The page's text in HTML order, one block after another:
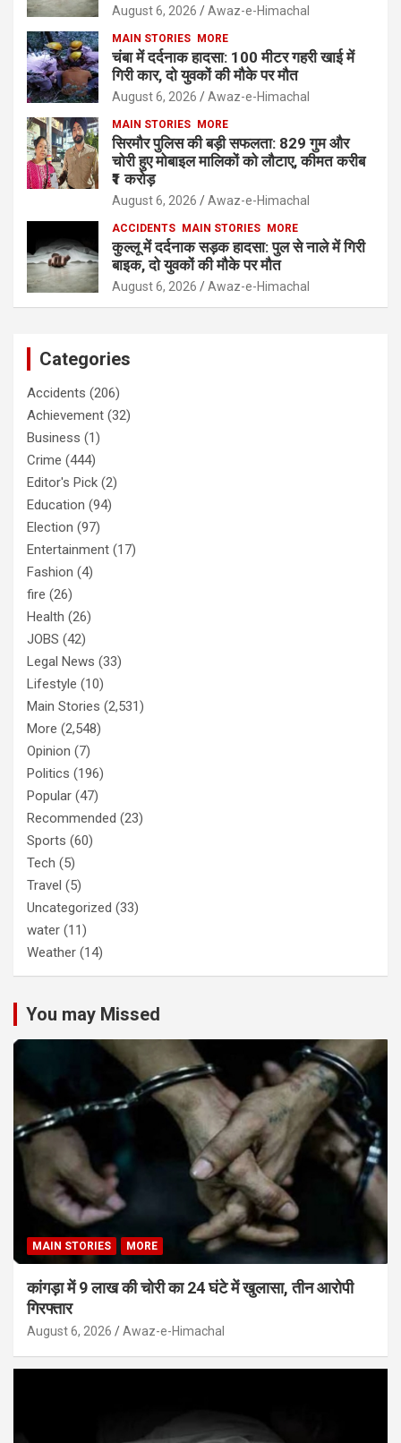
August 6, 2026 Awaz-e-Himachal
MAIN STORIES MORE
चंबा में दर्दनाक हादसा: 100 मीटर गहरी खाई में
गिरी कार, दो युवकों की मौके पर मौत
August 6, 2026 Awaz-e-Himachal
MAIN STORIES MORE
सिरमौर पुलिस की बड़ी सफलता: 829 गुम और
चोरी हुए मोबाइल मालिकों को लौटाए, कीमत करीब
₹1 करोड़
August 6, 2026 Awaz-e-Himachal
ACCIDENTS MAIN STORIES MORE
कुल्लू में दर्दनाक सड़क हादसा: पुल से नाले में गिरी
बाइक, दो युवकों की मौके पर मौत
August 6, 2026 Awaz-e-Himachal
Categories
Accidents (206)
Achievement (32)
Business (1)
Crime (444)
Editor's Pick (2)
Education (94)
Election (97)
Entertainment (17)
Fashion (4)
fire (26)
Health (26)
JOBS (42)
Legal News (33)
Lifestyle (10)
Main Stories (2,531)
More (2,548)
Opinion (7)
Politics (196)
Popular (47)
Recommended (23)
Sports (60)
Tech (5)
Travel (5)
Uncategorized (33)
water (11)
Weather (14)
You may Missed
MAIN STORIES MORE
कांगड़ा में 9 लाख की चोरी का 24 घंटे में खुलासा, तीन आरोपी
गिरफ्तार
August 6, 2026 Awaz-e-Himachal